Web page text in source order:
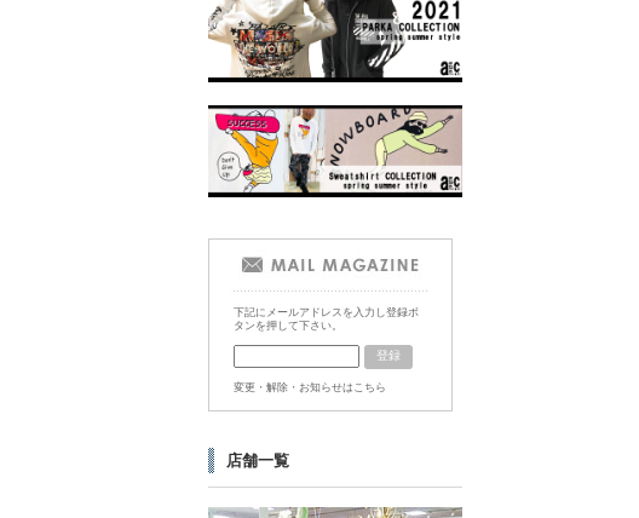
下記にメールアドレスを入力し登録ボ
タンを押して下さい。
変更・解除・お知らせはこちら
店舗一覧